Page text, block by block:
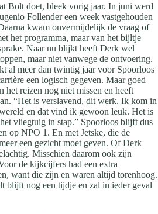
Bolt doet, bleek vorig jaar. In juni werd
Follender een week vastgehouden
kwam onvermijdelijk de vraag of
het programma, maar van het bijltje
Naar nu blijkt heeft Derk wel
maar niet vanwege de ontvoering.
al meer dan twintig jaar voor Spoorloos
een logisch gegeven. Maar goed
het reizen nog niet missen en heeft
“Het is verslavend, dit werk. Ik kom in
en dat vind ik gewoon leuk. Het is
vliegtuig in stap.” Spoorloos blijft dus
op NPO 1. En met Jetske, die de
een gezicht moet geven. Of Derk
Misschien daarom ook zijn
de kijkcijfers had een extra
want die zijn en waren altijd torenhoog.
blijft nog een tijdje en zal in ieder geval